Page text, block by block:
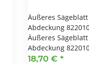
Äußeres
Abdeckung
Äußeres
Abdeckung
18,70 € *